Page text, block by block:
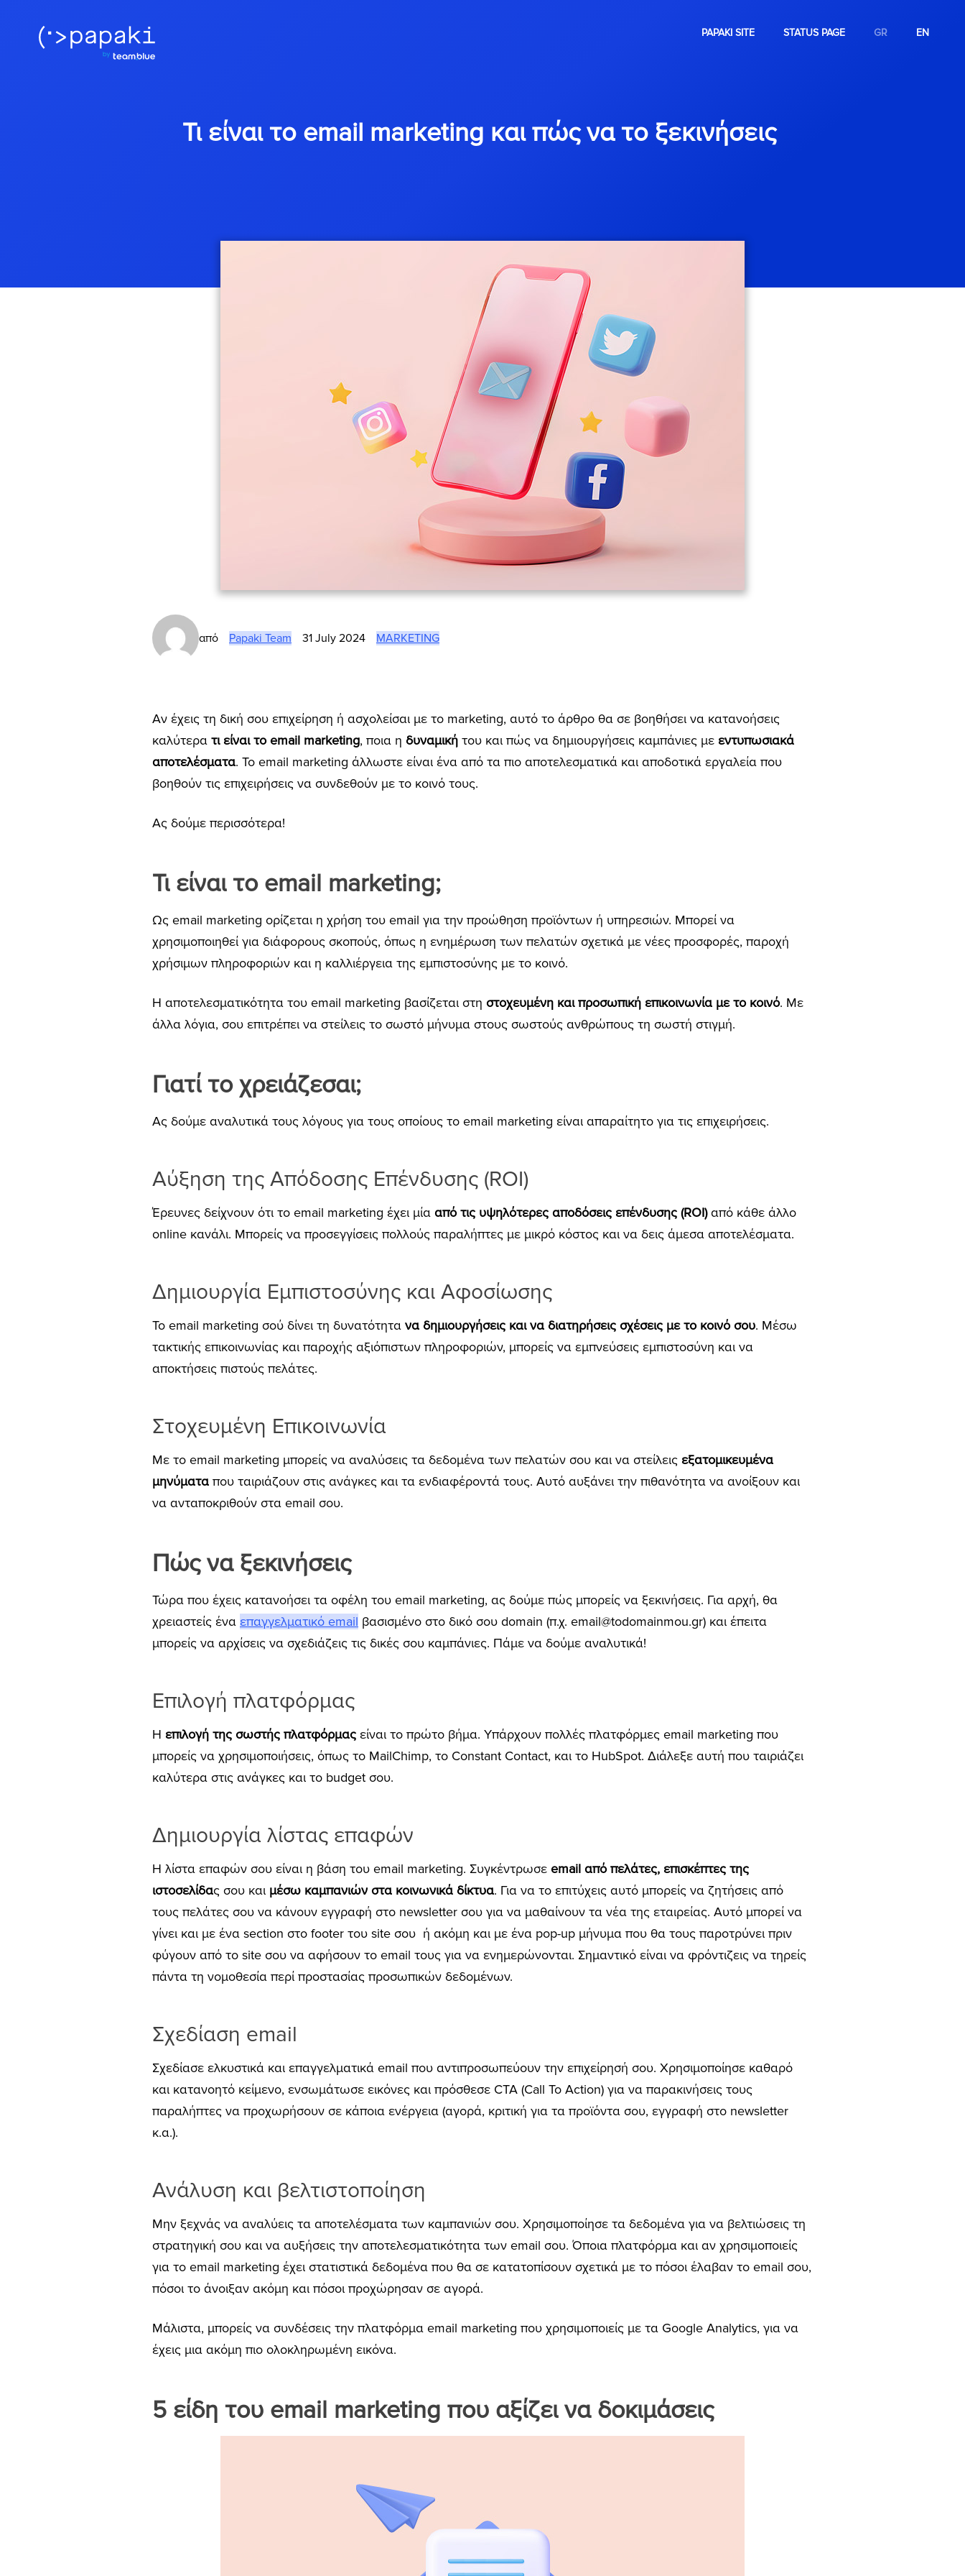
PAPAKI SITE STATUS PAGE GR EN
Τι είναι το email marketing και πώς να το ξεκινήσεις
από Papaki Team 31 July 2024 MARKETING
Αν έχεις τη δική σου επιχείρηση ή ασχολείσαι με το marketing, αυτό το άρθρο θα σε βοηθήσει να κατανοήσεις
καλύτερα τι είναι το email marketing, ποια η δυναμική του και πώς να δημιουργήσεις καμπάνιες με εντυπωσιακά
αποτελέσματα. Το email marketing άλλωστε είναι ένα από τα πιο αποτελεσματικά και αποδοτικά εργαλεία που
βοηθούν τις επιχειρήσεις να συνδεθούν με το κοινό τους.
Ας δούμε περισσότερα!
Τι είναι το email marketing;
Ως email marketing ορίζεται η χρήση του email για την προώθηση προϊόντων ή υπηρεσιών. Μπορεί να
χρησιμοποιηθεί για διάφορους σκοπούς, όπως η ενημέρωση των πελατών σχετικά με νέες προσφορές, παροχή
χρήσιμων πληροφοριών και η καλλιέργεια της εμπιστοσύνης με το κοινό.
Η αποτελεσματικότητα του email marketing βασίζεται στη στοχευμένη και προσωπική επικοινωνία με το κοινό. Με
άλλα λόγια, σου επιτρέπει να στείλεις το σωστό μήνυμα στους σωστούς ανθρώπους τη σωστή στιγμή.
Γιατί το χρειάζεσαι;
Ας δούμε αναλυτικά τους λόγους για τους οποίους το email marketing είναι απαραίτητο για τις επιχειρήσεις.
Αύξηση της Απόδοσης Επένδυσης (ROI)
Έρευνες δείχνουν ότι το email marketing έχει μία από τις υψηλότερες αποδόσεις επένδυσης (ROI)από κάθε άλλο
online κανάλι. Μπορείς να προσεγγίσεις πολλούς παραλήπτες με μικρό κόστος και να δεις άμεσα αποτελέσματα.
Δημιουργία Εμπιστοσύνης και Αφοσίωσης
Το email marketing σού δίνει τη δυνατότητα να δημιουργήσεις και να διατηρήσεις σχέσεις με το κοινό σου. Μέσω
τακτικής επικοινωνίας και παροχής αξιόπιστων πληροφοριών, μπορείς να εμπνεύσεις εμπιστοσύνη και να
αποκτήσεις πιστούς πελάτες.
Στοχευμένη Επικοινωνία
Με το email marketing μπορείς να αναλύσεις τα δεδομένα των πελατών σου και να στείλεις εξατομικευμένα
μηνύματα που ταιριάζουν στις ανάγκες και τα ενδιαφέροντά τους. Αυτό αυξάνει την πιθανότητα να ανοίξουν και
να ανταποκριθούν στα email σου.
Πώς να ξεκινήσεις
Τώρα που έχεις κατανοήσει τα οφέλη του email marketing, ας δούμε πώς μπορείς να ξεκινήσεις. Για αρχή, θα
χρειαστείς ένα επαγγελματικό email βασισμένο στο δικό σου domain (π.χ. email@todomainmou.gr) και έπειτα
μπορείς να αρχίσεις να σχεδιάζεις τις δικές σου καμπάνιες. Πάμε να δούμε αναλυτικά!
Επιλογή πλατφόρμας
Η επιλογή της σωστής πλατφόρμας είναι το πρώτο βήμα. Υπάρχουν πολλές πλατφόρμες email marketing που
μπορείς να χρησιμοποιήσεις, όπως το MailChimp, το Constant Contact, και το HubSpot. Διάλεξε αυτή που ταιριάζει
καλύτερα στις ανάγκες και το budget σου.
Δημιουργία λίστας επαφών
Η λίστα επαφών σου είναι η βάση του email marketing. Συγκέντρωσε email από πελάτες, επισκέπτες της
ιστοσελίδας σου και μέσω καμπανιών στα κοινωνικά δίκτυα. Για να το επιτύχεις αυτό μπορείς να ζητήσεις από
τους πελάτες σου να κάνουν εγγραφή στο newsletter σου για να μαθαίνουν τα νέα της εταιρείας. Αυτό μπορεί να
γίνει και με ένα section στο footer του site σου ή ακόμη και με ένα pop-up μήνυμα που θα τους παροτρύνει πριν
φύγουν από το site σου να αφήσουν το email τους για να ενημερώνονται. Σημαντικό είναι να φρόντιζεις να τηρείς
πάντα τη νομοθεσία περί προστασίας προσωπικών δεδομένων.
Σχεδίαση email
Σχεδίασε ελκυστικά και επαγγελματικά email που αντιπροσωπεύουν την επιχείρησή σου. Χρησιμοποίησε καθαρό
και κατανοητό κείμενο, ενσωμάτωσε εικόνες και πρόσθεσε CTA (Call To Action) για να παρακινήσεις τους
παραλήπτες να προχωρήσουν σε κάποια ενέργεια (αγορά, κριτική για τα προϊόντα σου, εγγραφή στο newsletter
κ.α.).
Ανάλυση και βελτιστοποίηση
Μην ξεχνάς να αναλύεις τα αποτελέσματα των καμπανιών σου. Χρησιμοποίησε τα δεδομένα για να βελτιώσεις τη
στρατηγική σου και να αυξήσεις την αποτελεσματικότητα των email σου. Όποια πλατφόρμα και αν χρησιμοποιείς
για το email marketing έχει στατιστικά δεδομένα που θα σε κατατοπίσουν σχετικά με το πόσοι έλαβαν το email σου,
πόσοι το άνοιξαν ακόμη και πόσοι προχώρησαν σε αγορά.
Μάλιστα, μπορείς να συνδέσεις την πλατφόρμα email marketing που χρησιμοποιείς με τα Google Analytics, για να
έχεις μια ακόμη πιο ολοκληρωμένη εικόνα.
5 είδη του email marketing που αξίζει να δοκιμάσεις